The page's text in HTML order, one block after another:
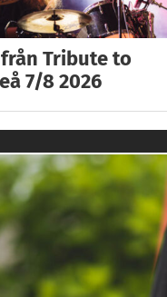
Tribute to
7/8 2026